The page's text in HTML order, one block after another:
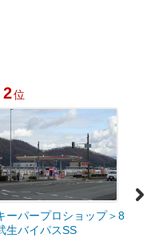
2位
ーパープロショップ＞8
生バイパスSS